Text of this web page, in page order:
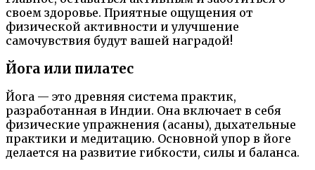
своем здоровье. Приятные ощущения от
физической активности и улучшение
самочувствия будут вашей наградой!
Йога или пилатес
Йога — это древняя система практик,
разработанная в Индии. Она включает в себя
физические упражнения (асаны), дыхательные
практики и медитацию. Основной упор в йоге
делается на развитие гибкости, силы и баланса.